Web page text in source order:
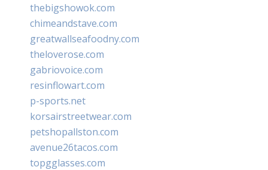
thebigshowok.com
chimeandstave.com
greatwallseafoodny.com
theloverose.com
gabriovoice.com
resinflowart.com
p-sports.net
korsairstreetwear.com
petshopallston.com
avenue26tacos.com
topgglasses.com